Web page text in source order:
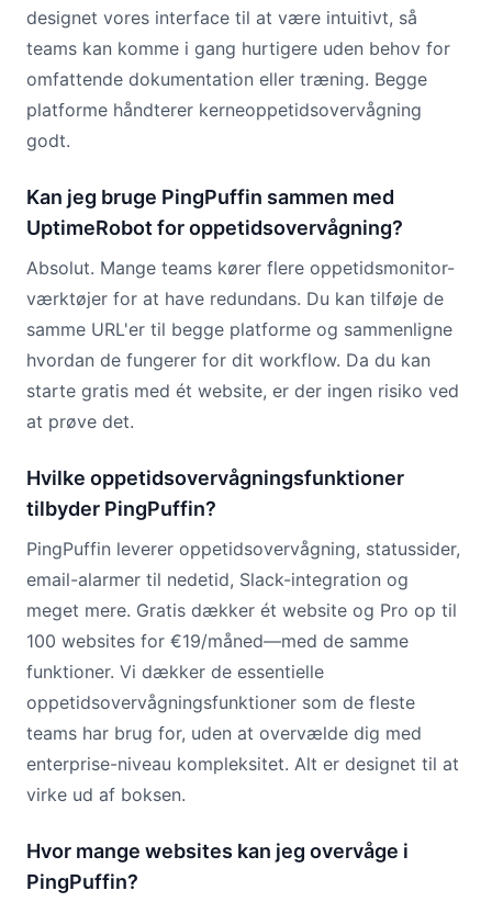
designet vores interface til at være intuitivt, så
teams kan komme i gang hurtigere uden behov for
omfattende dokumentation eller træning. Begge
platforme håndterer kerneoppetidsovervågning
godt.
Kan jeg bruge PingPuffin sammen med
UptimeRobot for oppetidsovervågning?
Absolut. Mange teams kører flere oppetidsmonitor-
værktøjer for at have redundans. Du kan tilføje de
samme URL'er til begge platforme og sammenligne
hvordan de fungerer for dit workflow. Da du kan
starte gratis med ét website, er der ingen risiko ved
at prøve det.
Hvilke oppetidsovervågningsfunktioner
tilbyder PingPuffin?
PingPuffin leverer oppetidsovervågning, statussider,
email-alarmer til nedetid, Slack-integration og
meget mere. Gratis dækker ét website og Pro op til
100 websites for €19/måned—med de samme
funktioner. Vi dækker de essentielle
oppetidsovervågningsfunktioner som de fleste
teams har brug for, uden at overvælde dig med
enterprise-niveau kompleksitet. Alt er designet til at
virke ud af boksen.
Hvor mange websites kan jeg overvåge i
PingPuffin?